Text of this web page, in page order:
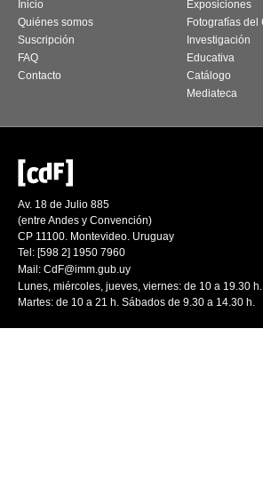
Inicio
Quiénes somos
Suscripción
FAQ
Contacto
Exposiciones
Fotografías del
Investigación
Educativa
Catálogo
Mediateca
Av. 18 de Julio 885
(entre Andes y Convención)
CP 11100. Montevideo. Uruguay
Tel: [598 2] 1950 7960
Mail: CdF@imm.gub.uy
Lunes, miércoles, jueves, viernes: de 10 a 19.30 h.
Martes: de 10 a 21 h. Sábados de 9.30 a 14.30 h.